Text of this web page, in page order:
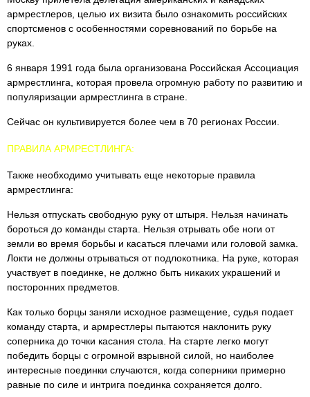
армрестлеров, целью их визита было ознакомить российских
спортсменов с особенностями соревнований по борьбе на
руках.
6 января 1991 года была организована Российская Ассоциация
армрестлинга, которая провела огромную работу по развитию и
популяризации армрестлинга в стране.
Сейчас он культивируется более чем в 70 регионах России.
ПРАВИЛА АРМРЕСТЛИНГА:
Также необходимо учитывать еще некоторые правила
армрестлинга:
Нельзя отпускать свободную руку от штыря. Нельзя начинать
бороться до команды старта. Нельзя отрывать обе ноги от
земли во время борьбы и каcаться плечами или головой замка.
Локти не должны отрываться от подлокотника. На руке, которая
участвует в поединке, не должно быть никаких украшений и
посторонних предметов.
Как только борцы заняли исходное размещение, судья подает
команду старта, и армрестлеры пытаются наклонить руку
соперника до точки касания стола. На старте легко могут
победить борцы с огромной взрывной силой, но наиболее
интересные поединки случаются, когда соперники примерно
равные по силе и интрига поединка сохраняется долго.